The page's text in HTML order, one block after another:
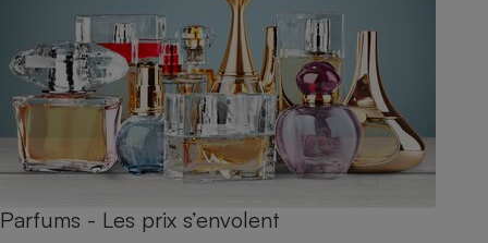
Parfums - Les prix s’envolent